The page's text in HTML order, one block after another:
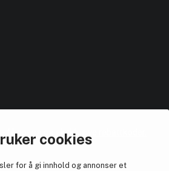
cookies
for å gi innhold og annonser et
- få poeng og eksklusive rabattkoder.